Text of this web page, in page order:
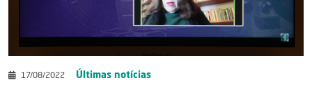
17/08/2022 Últimas notícias